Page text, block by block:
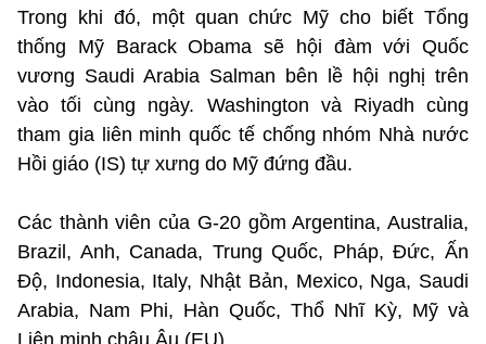
Trong khi đó, một quan chức Mỹ cho biết Tổng
thống Mỹ Barack Obama sẽ hội đàm với Quốc
vương Saudi Arabia Salman bên lề hội nghị trên
vào tối cùng ngày. Washington và Riyadh cùng
tham gia liên minh quốc tế chống nhóm Nhà nước
Hồi giáo (IS) tự xưng do Mỹ đứng đầu.
Các thành viên của G-20 gồm Argentina, Australia,
Brazil, Anh, Canada, Trung Quốc, Pháp, Đức, Ấn
Độ, Indonesia, Italy, Nhật Bản, Mexico, Nga, Saudi
Arabia, Nam Phi, Hàn Quốc, Thổ Nhĩ Kỳ, Mỹ và
Liên minh châu Âu (EU).